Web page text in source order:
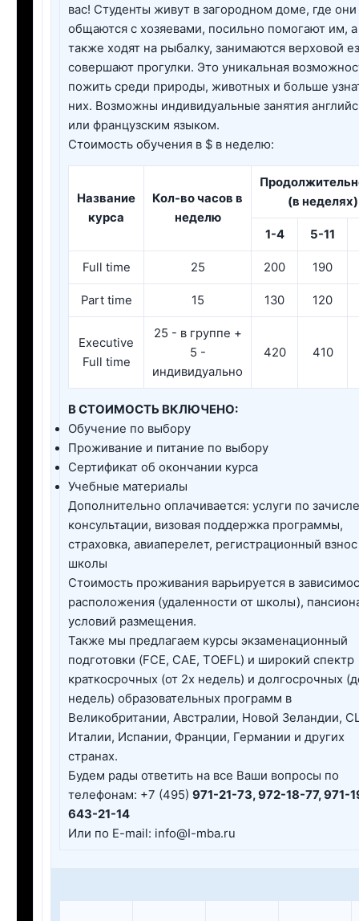
вас! Студенты живут в загородном доме, где
общаются с хозяевами, посильно помогают им, а
также ходят на рыбалку, занимаются верховой
совершают прогулки. Это уникальная
пожить среди природы, животных и больше
них. Возможны индивидуальные занятия
или французским языком.
Стоимость обучения в $ в неделю:
Название
курса
Кол-во часов в
неделю
(в неделях)
1-4 5-11
Full time 25 200 190
Part time 15 130 120
Executive
Full time
25 - в группе +
5 -
индивидуально
420 410
В СТОИМОСТЬ ВКЛЮЧЕНО:
Обучение по выбору
Проживание и питание по выбору
Сертификат об окончании курса
Учебные материалы
Дополнительно оплачивается: услуги по
консультации, визовая поддержка программы,
страховка, авиаперелет, регистрационный взнос
школы
Стоимость проживания варьируется в
расположения (удаленности от школы),
условий размещения.
Также мы предлагаем курсы экзаменационный
подготовки (FCE, CAE, TOEFL) и широкий спектр
краткосрочных (от 2х недель) и долгосрочных
недель) образовательных программ в
Великобритании, Австралии, Новой Зеландии,
Италии, Испании, Франции, Германии и других
странах.
Будем рады ответить на все Ваши вопросы по
телефонам: +7 (495) 971-21-73, 972-18-77, 971-
643-21-14
Или по E-mail: info@I-mba.ru